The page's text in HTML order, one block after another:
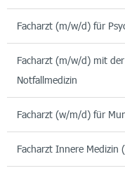
Facharzt (m/w/d) für
Facharzt (m/w/d) mit
Notfallmedizin
Facharzt (w/m/d) für
Facharzt Innere